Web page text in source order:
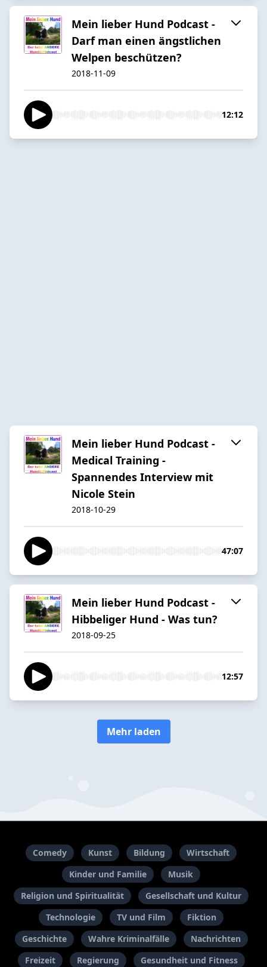
Mein lieber Hund Podcast -
Darf man einen ängstlichen
Welpen beschützen?
2018-11-09
12:12
Mein lieber Hund Podcast -
Medical Training -
Spannendes Interview mit
Nicole Stein
2018-10-29
47:07
Mein lieber Hund Podcast -
Hibbeliger Hund - Was tun?
2018-09-25
12:57
Mehr laden
Comedy Kunst Bildung
Wirtschaft
Kinder und Familie
Musik
Religion und Spiritualität
Gesellschaft und Kultur
Technologie
TV und Film
Fiktion
Geschichte
Wahre Kriminalfälle
Nachrichten
Freizeit
Regierung Gesundheit und Fitness